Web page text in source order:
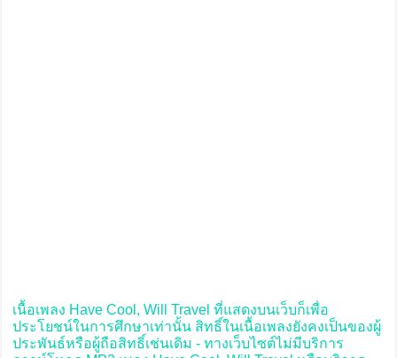
เนื้อเพลง Have Cool, Will Travel ที่แสดงบนเว็บก็เพื่อ
ประโยชน์ในการศึกษาเท่านั้น สิทธิ์ในเนื้อเพลงยังคงเป็นของผู้
ประพันธ์หรือผู้ถือสิทธิ์เช่นเดิม - ทางเว็บไซต์ไม่มีบริการ